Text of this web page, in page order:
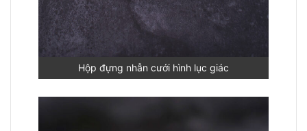
Hộp đựng nhẫn cưới hình lục giác